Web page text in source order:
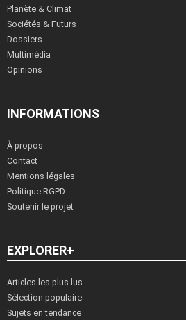
Planète & Climat
Sociétés & Futurs
Dossiers
Multimédia
Opinions
INFORMATIONS
À propos
Contact
Mentions légales
Politique RGPD
Soutenir le projet
EXPLORER+
Articles les plus lus
Sélection populaire
Sujets en tendance